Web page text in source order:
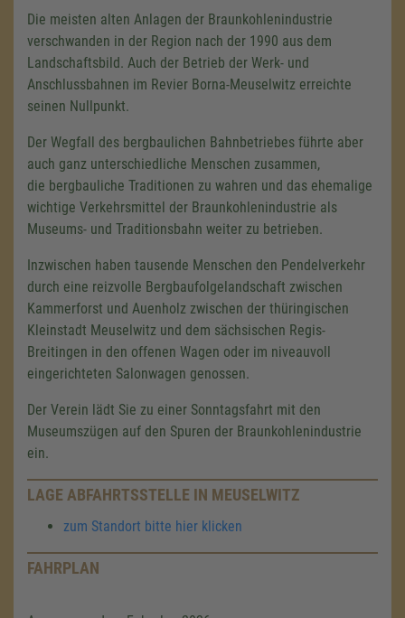
Die meisten alten Anlagen der Braunkohlenindustrie
verschwanden in der Region nach der 1990 aus dem
Landschaftsbild. Auch der Betrieb der Werk- und
Anschlussbahnen im Revier Borna-Meuselwitz erreichte
seinen Nullpunkt.
Der Wegfall des bergbaulichen Bahnbetriebes führte aber
auch ganz unterschiedliche Menschen zusammen,
die bergbauliche Traditionen zu wahren und das ehemalige
wichtige Verkehrsmittel der Braunkohlenindustrie als
Museums- und Traditionsbahn weiter zu betrieben.
Inzwischen haben tausende Menschen den Pendelverkehr
durch eine reizvolle Bergbaufolgelandschaft zwischen
Kammerforst und Auenholz zwischen der thüringischen
Kleinstadt Meuselwitz und dem sächsischen Regis-
Breitingen in den offenen Wagen oder im niveauvoll
eingerichteten Salonwagen genossen.
Der Verein lädt Sie zu einer Sonntagsfahrt mit den
Museumszügen auf den Spuren der Braunkohlenindustrie
ein.
LAGE ABFAHRTSSTELLE IN MEUSELWITZ
zum Standort bitte hier klicken
FAHRPLAN